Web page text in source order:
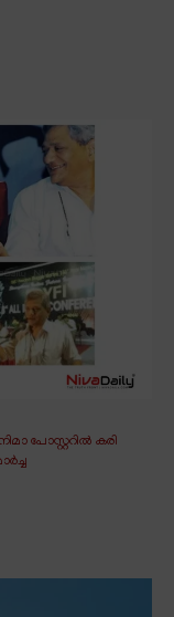
പോസ്റ്ററിൽ കരി